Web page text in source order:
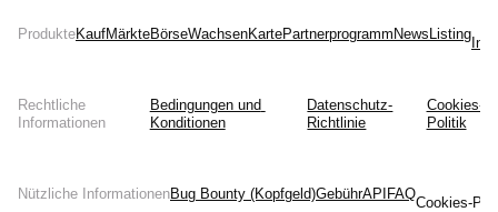
ProdukteKaufMärkteBörseWachsenKartePartnerprogramm News Listing
Rechtliche
Informationen
Bedingungen und
Konditionen
Datenschutz-
Richtlinie
Cookies-
Politik
Nützliche InformationenBug Bounty (Kopfgeld)GebührAPI FAQ
Cookies-